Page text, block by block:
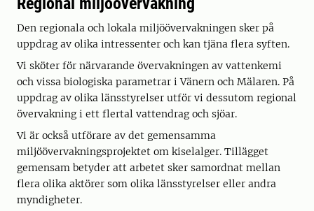
Den regionala och lokala miljöövervakningen sker på
uppdrag av olika intressenter och kan tjäna flera syften.
Vi sköter för närvarande övervakningen av vattenkemi
och vissa biologiska parametrar i Vänern och Mälaren. På
uppdrag av olika länsstyrelser utför vi dessutom regional
övervakning i ett flertal vattendrag och sjöar.
Vi är också utförare av det gemensamma
miljöövervakningsprojektet om kiselalger. Tillägget
gemensam betyder att arbetet sker samordnat mellan
flera olika aktörer som olika länsstyrelser eller andra
myndigheter.